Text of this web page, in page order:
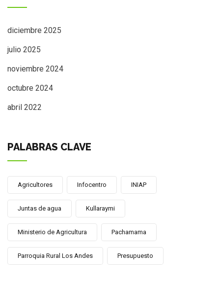
diciembre 2025
julio 2025
noviembre 2024
octubre 2024
abril 2022
PALABRAS CLAVE
Agricultores Infocentro INIAP
Juntas de agua Kullaraymi
Ministerio de Agricultura Pachamama
Parroquia Rural Los Andes Presupuesto